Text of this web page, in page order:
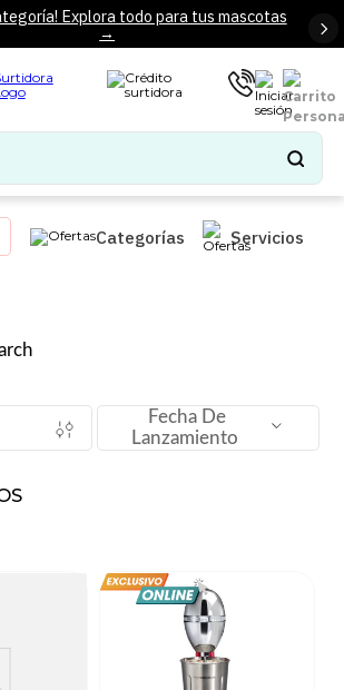
Explora todo para tus mascotas
→
Categorías Servicios
Fecha De
Lanzamiento